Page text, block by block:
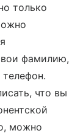
только
фамилию,
что вы
можно